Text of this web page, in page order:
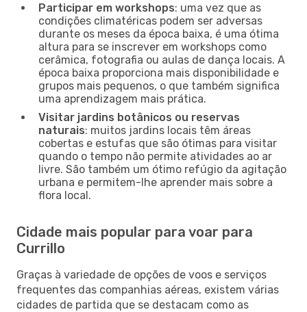
Participar em workshops: uma vez que as
condições climatéricas podem ser adversas
durante os meses da época baixa, é uma ótima
altura para se inscrever em workshops como
cerâmica, fotografia ou aulas de dança locais. A
época baixa proporciona mais disponibilidade e
grupos mais pequenos, o que também significa
uma aprendizagem mais prática.
Visitar jardins botânicos ou reservas
naturais: muitos jardins locais têm áreas
cobertas e estufas que são ótimas para visitar
quando o tempo não permite atividades ao ar
livre. São também um ótimo refúgio da agitação
urbana e permitem-lhe aprender mais sobre a
flora local.
Cidade mais popular para voar para
Currillo
Graças à variedade de opções de voos e serviços
frequentes das companhias aéreas, existem várias
cidades de partida que se destacam como as